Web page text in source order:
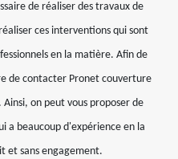
de réaliser des travaux de
ces interventions qui sont
en la matière. Afin de
de contacter Pronet couverture
on peut vous proposer de
a beaucoup d'expérience en la
et sans engagement.